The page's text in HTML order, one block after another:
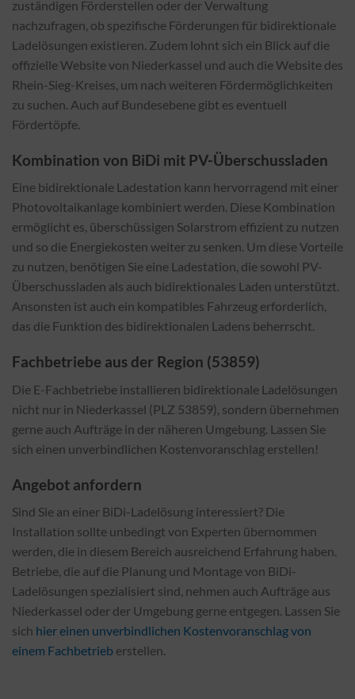
zuständigen Förderstellen oder der Verwaltung
nachzufragen, ob spezifische Förderungen für bidirektionale
Ladelösungen existieren. Zudem lohnt sich ein Blick auf die
offizielle Website von Niederkassel und auch die Website des
Rhein-Sieg-Kreises, um nach weiteren Fördermöglichkeiten
zu suchen. Auch auf Bundesebene gibt es eventuell
Fördertöpfe.
Kombination von BiDi mit PV-Überschussladen
Eine bidirektionale Ladestation kann hervorragend mit einer
Photovoltaikanlage kombiniert werden. Diese Kombination
ermöglicht es, überschüssigen Solarstrom effizient zu nutzen
und so die Energiekosten weiter zu senken. Um diese Vorteile
zu nutzen, benötigen Sie eine Ladestation, die sowohl PV-
Überschussladen als auch bidirektionales Laden unterstützt.
Ansonsten ist auch ein kompatibles Fahrzeug erforderlich,
das die Funktion des bidirektionalen Ladens beherrscht.
Fachbetriebe aus der Region (53859)
Die E-Fachbetriebe installieren bidirektionale Ladelösungen
nicht nur in Niederkassel (PLZ 53859), sondern übernehmen
gerne auch Aufträge in der näheren Umgebung. Lassen Sie
sich einen unverbindlichen Kostenvoranschlag erstellen!
Angebot anfordern
Sind Sie an einer BiDi-Ladelösung interessiert? Die
Installation sollte unbedingt von Experten übernommen
werden, die in diesem Bereich ausreichend Erfahrung haben.
Betriebe, die auf die Planung und Montage von BiDi-
Ladelösungen spezialisiert sind, nehmen auch Aufträge aus
Niederkassel oder der Umgebung gerne entgegen. Lassen Sie
sich hier einen unverbindlichen Kostenvoranschlag von
einem Fachbetrieb erstellen.